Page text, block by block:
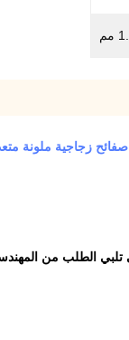
صفائح زجاجية ملونة